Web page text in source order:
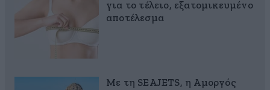
για το τέλειο, εξατομικευμένο
αποτέλεσμα
Με τη SEAJETS, η Αμοργός